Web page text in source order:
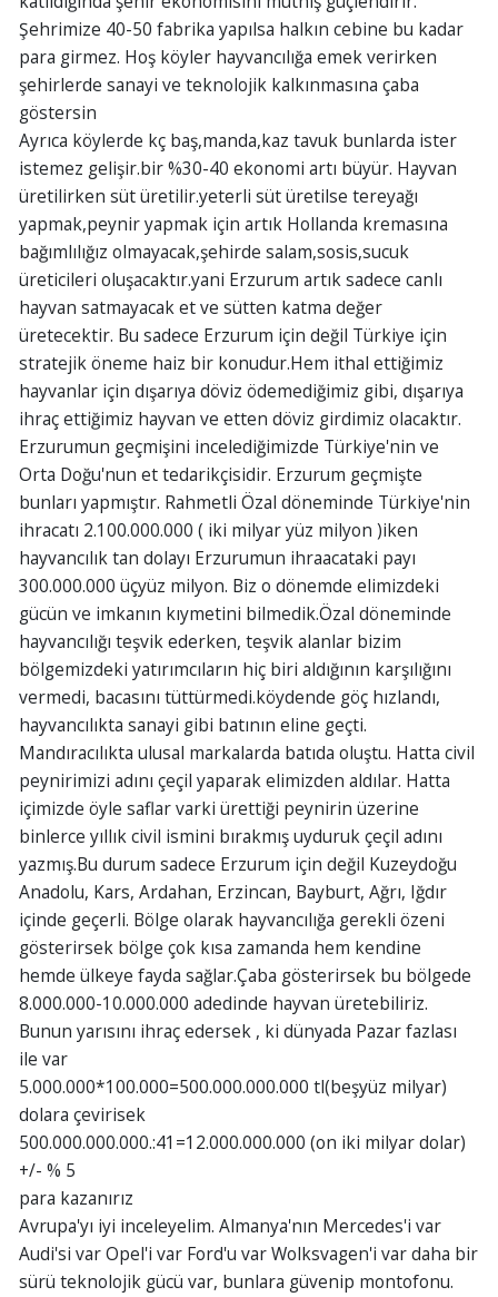
Şehrimize 40-50 fabrika yapılsa halkın cebine bu kadar
para girmez. Hoş köyler hayvancılığa emek verirken
şehirlerde sanayi ve teknolojik kalkınmasına çaba
göstersin
Ayrıca köylerde kç baş,manda,kaz tavuk bunlarda ister
istemez gelişir.bir %30-40 ekonomi artı büyür. Hayvan
üretilirken süt üretilir.yeterli süt üretilse tereyağı
yapmak,peynir yapmak için artık Hollanda kremasına
bağımlılığız olmayacak,şehirde salam,sosis,sucuk
üreticileri oluşacaktır.yani Erzurum artık sadece canlı
hayvan satmayacak et ve sütten katma değer
üretecektir. Bu sadece Erzurum için değil Türkiye için
stratejik öneme haiz bir konudur.Hem ithal ettiğimiz
hayvanlar için dışarıya döviz ödemediğimiz gibi, dışarıya
ihraç ettiğimiz hayvan ve etten döviz girdimiz olacaktır.
Erzurumun geçmişini incelediğimizde Türkiye'nin ve
Orta Doğu'nun et tedarikçisidir. Erzurum geçmişte
bunları yapmıştır. Rahmetli Özal döneminde Türkiye'nin
ihracatı 2.100.000.000 ( iki milyar yüz milyon )iken
hayvancılık tan dolayı Erzurumun ihraacataki payı
300.000.000 üçyüz milyon. Biz o dönemde elimizdeki
gücün ve imkanın kıymetini bilmedik.Özal döneminde
hayvancılığı teşvik ederken, teşvik alanlar bizim
bölgemizdeki yatırımcıların hiç biri aldığının karşılığını
vermedi, bacasını tüttürmedi.köydende göç hızlandı,
hayvancılıkta sanayi gibi batının eline geçti.
Mandıracılıkta ulusal markalarda batıda oluştu. Hatta civil
peynirimizi adını çeçil yaparak elimizden aldılar. Hatta
içimizde öyle saflar varki ürettiği peynirin üzerine
binlerce yıllık civil ismini bırakmış uyduruk çeçil adını
yazmış.Bu durum sadece Erzurum için değil Kuzeydoğu
Anadolu, Kars, Ardahan, Erzincan, Bayburt, Ağrı, Iğdır
içinde geçerli. Bölge olarak hayvancılığa gerekli özeni
gösterirsek bölge çok kısa zamanda hem kendine
hemde ülkeye fayda sağlar.Çaba gösterirsek bu bölgede
8.000.000-10.000.000 adedinde hayvan üretebiliriz.
Bunun yarısını ihraç edersek , ki dünyada Pazar fazlası
ile var
5.000.000*100.000=500.000.000.000 tl(beşyüz milyar)
dolara çevirisek
500.000.000.000.:41=12.000.000.000 (on iki milyar dolar)
+/- % 5
para kazanırız
Avrupa'yı iyi inceleyelim. Almanya'nın Mercedes'i var
Audi'si var Opel'i var Ford'u var Wolksvagen'i var daha bir
sürü teknolojik gücü var, bunlara güvenip montofonu.